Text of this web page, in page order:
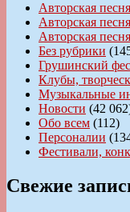
Авторская
Авторская
Авторская
Без рубрики
Грушинский
Клубы,
Музыкальные
Новости (42
Обо всем (112)
Персоналии
Фестивали,
Свежие